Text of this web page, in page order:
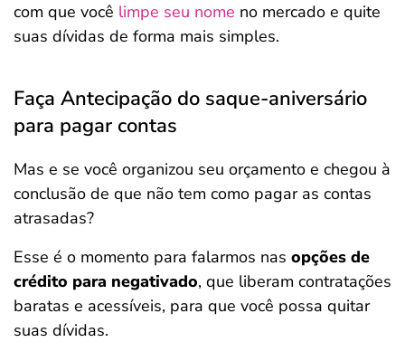
com que você limpe seu nome no mercado e quite
suas dívidas de forma mais simples.
Faça Antecipação do saque-aniversário
para pagar contas
Mas e se você organizou seu orçamento e chegou à
conclusão de que não tem como pagar as contas
atrasadas?
Esse é o momento para falarmos nas opções de
crédito para negativado, que liberam contratações
baratas e acessíveis, para que você possa quitar
suas dívidas.